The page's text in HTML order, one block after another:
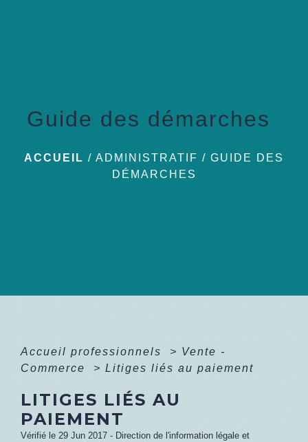
Guide des démarches
ACCUEIL / ADMINISTRATIF / GUIDE DES
DÉMARCHES
Accueil professionnels > Vente -
Commerce
> Litiges liés au paiement
LITIGES LIÉS AU
PAIEMENT
Vérifié le 29 Jun 2017 - Direction de l'information légale et